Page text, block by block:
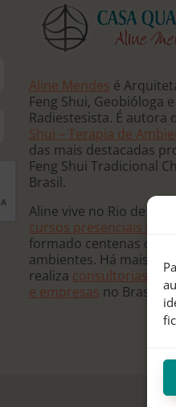
Aline Mendes é
Feng Shui, Geobióloga e
Radiestesista. É autora
Shui – Terapia de
das mais destacadas
Feng Shui Tradicional
Brasil.
Aline vive no Rio de
cursos presenciais e
formado centenas de
ambientes. Há mais de
realiza consultorias
e empresas no Brasil e